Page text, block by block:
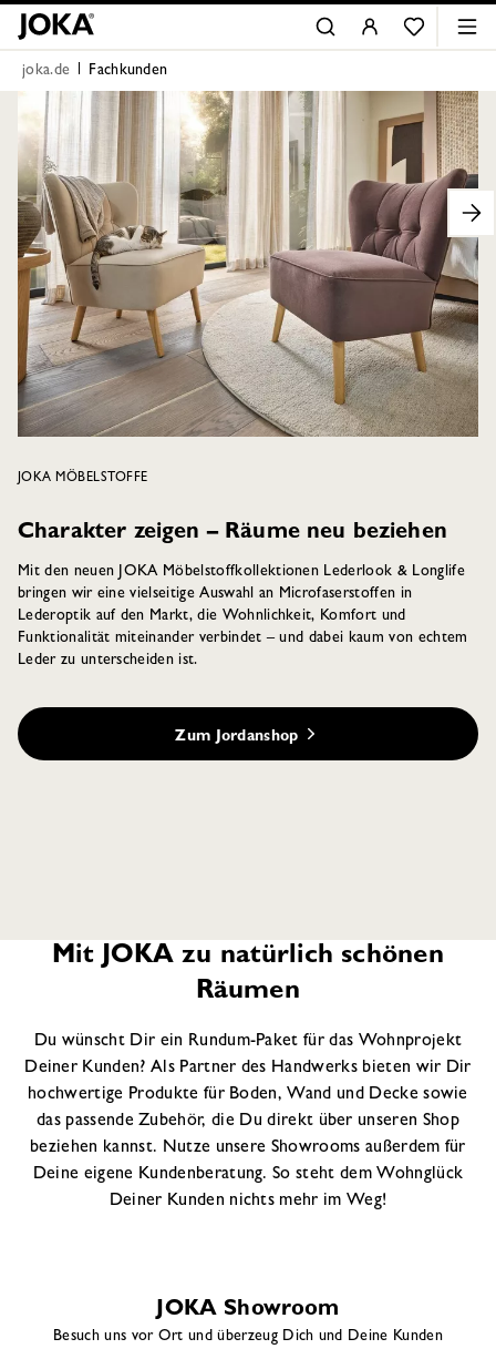
joka.de Fachkunden
JOKA MÖBELSTOFFE
Charakter zeigen – Räume neu beziehen
Mit den neuen JOKA Möbelstoffkollektionen Lederlook & Longlife
bringen wir eine vielseitige Auswahl an Microfaserstoffen in
Lederoptik auf den Markt, die Wohnlichkeit, Komfort und
Funktionalität miteinander verbindet – und dabei kaum von echtem
Leder zu unterscheiden ist.
Zum Jordanshop
Mit JOKA zu natürlich schönen
Räumen
Du wünscht Dir ein Rundum-Paket für das Wohnprojekt
Deiner Kunden? Als Partner des Handwerks bieten wir Dir
hochwertige Produkte für Boden, Wand und Decke sowie
das passende Zubehör, die Du direkt über unseren Shop
beziehen kannst. Nutze unsere Showrooms außerdem für
Deine eigene Kundenberatung. So steht dem Wohnglück
Deiner Kunden nichts mehr im Weg!
JOKA Showroom
Besuch uns vor Ort und überzeug Dich und Deine Kunden